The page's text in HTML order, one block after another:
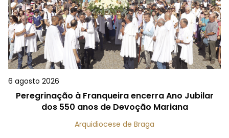
6 agosto 2026
Peregrinação à Franqueira encerra Ano Jubilar
dos 550 anos de Devoção Mariana
Arquidiocese de Braga